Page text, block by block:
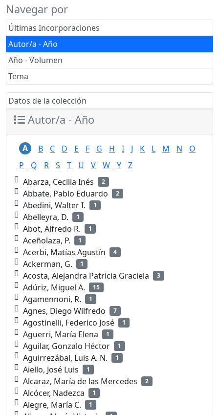
Navegar por
Últimas Incorporaciones
Autor/a - Año
Año - Volumen
Tema
Datos de la colección
Autor/a - Año
A B C D E F G H I J K L M N
O
P
Q R S T U V W Y
Z
Abarza, Cecilia Inés
2
Abbate, Pablo Eduardo 2
Abedini, Walter I. 1
Abelleyra, D. 1
Abot, Alfredo R. 1
Aceñolaza, P. 1
Acerbi, Matías Agustín 4
Ackerman, G. 1
Acosta, Alejandra Patricia Graciela 3
Adúriz, Miguel A. 15
Agamennoni, R. 1
Agnes, Diego Wilfredo 7
Agostinelli, Federico José 1
Aguerri, María Elena 1
Aguilar, Gonzalo Héctor 1
Aguirrezábal, Luis A. N. 1
Aiello, José Luis 1
Alcaraz, María de las Mercedes 2
Alcócer, Nadezca 1
Alegre, María C. 1